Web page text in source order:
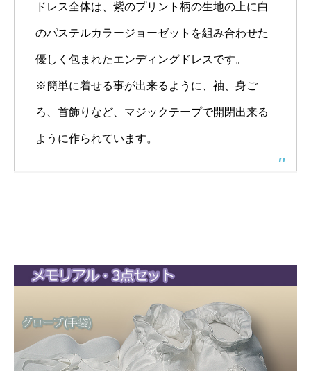
ドレス全体は、紫のプリント柄の生地の上に白
のパステルカラージョーゼットを組み合わせた
優しく包まれたエンディングドレスです。
※簡単に着せる事が出来るように、袖、身ご
ろ、首飾りなど、マジックテープで開閉出来る
ように作られています。